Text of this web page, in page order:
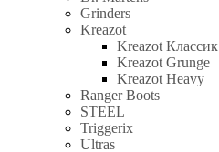
Grinders
Kreazot
Kreazot Классик
Kreazot Grunge
Kreazot Heavy
Ranger Boots
STEEL
Triggerix
Ultras